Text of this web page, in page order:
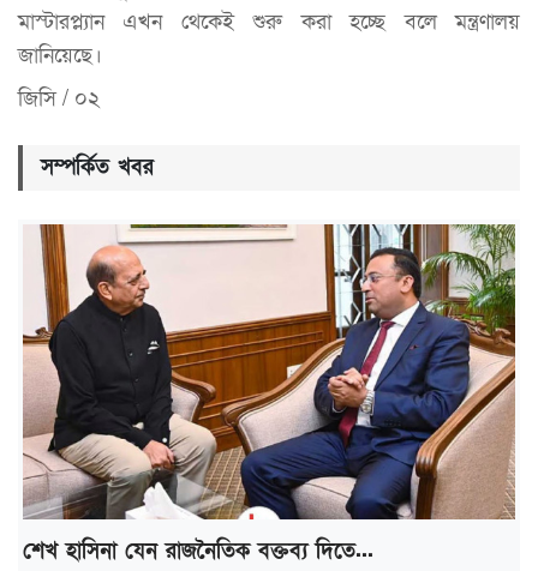
মাস্টারপ্ল্যান এখন থেকেই শুরু করা হচ্ছে বলে মন্ত্রণালয়
জানিয়েছে।
জিসি / ০২
সম্পর্কিত খবর
শেখ হাসিনা যেন রাজনৈতিক বক্তব্য দিতে...